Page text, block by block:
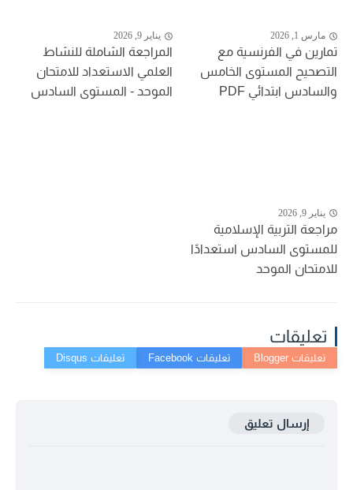
مارس 1, 2026
تمارين في الفرنسية مع
التصحيح المستوى الخامس
والسادس ابتدائي PDF
يناير 9, 2026
المراجعة الشاملة للنشاط
العلمي الاستعداد للامتحان
الموحد - المستوى السادس
يناير 9, 2026
مراجعة التربية الإسلامية
للمستوى السادس استعدادًا
للامتحان الموحد
تعليقات
إرسال تعليق